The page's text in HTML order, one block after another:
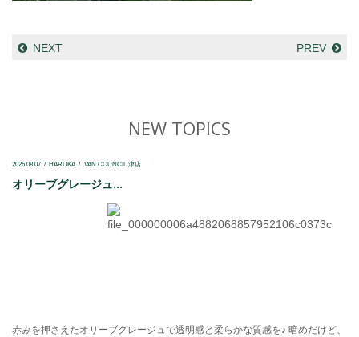
NEXT PREV
NEW TOPICS
2026.08.07 HARUKA VAN COUNCIL 津店
オリーブグレージュ...
赤みを押さえたオリーブグレージュで透明感と柔らかな質感を♪ 暗めだけど、